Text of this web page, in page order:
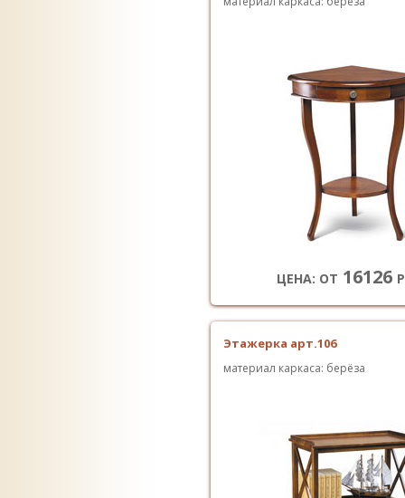
ЦЕНА: ОТ 16126
Этажерка арт.106
материал каркаса: берёза